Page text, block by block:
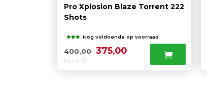
Pro Xplosion Blaze Torrent 222
Shots
Nog voldoende op voorraad
400,00 Oorspronkelijke
375,00
Huidige
Incl. BTW